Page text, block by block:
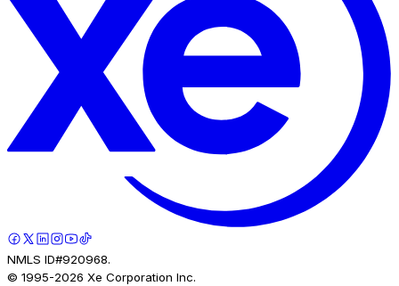
NMLS ID#920968.
© 1995-2026 Xe Corporation Inc.